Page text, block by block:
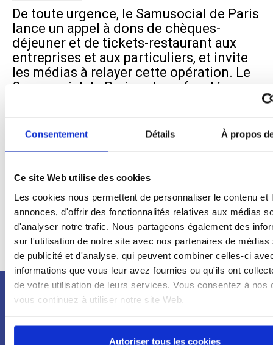
Consentement Détails À propos
Ce site Web utilise des cookies
Les cookies nous permettent de personnaliser le contenu et
annonces, d'offrir des fonctionnalités relatives aux médias
d'analyser notre trafic. Nous partageons également des
sur l'utilisation de notre site avec nos partenaires de médias
de publicité et d'analyse, qui peuvent combiner celles-ci
informations que vous leur avez fournies ou qu'ils ont
de votre utilisation de leurs services. Vous consentez à nos
vous continuez à utiliser notre site Web.
Autoriser tous les cookies
De toute urgence, le Samusocial de Paris
lance un appel à dons de chèques-
déjeuner et de tickets-restaurant aux
entreprises et aux particuliers, et invite
les médias à relayer cette opération. Le
Samusocial de Paris est confronté
précarité s’est encore aggravée depuis le
Page 3 sur 3 « 1 2 3